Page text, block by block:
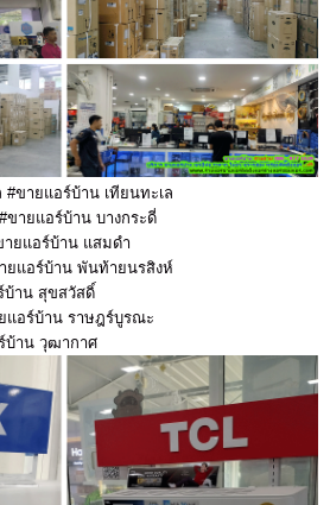
#ขายแอร์บ้าน เทียนทะเล
ขายแอร์บ้าน บางกระดี่
ยแอร์บ้าน แสมดำ
ยแอร์บ้าน พันท้ายนรสิงห์
บ้าน สุขสวัสดิ์
แอร์บ้าน ราษฎร์บูรณะ
บ้าน วุฒากาศ